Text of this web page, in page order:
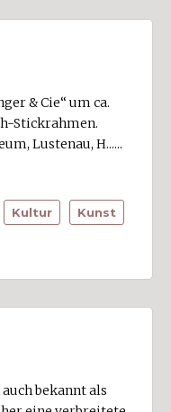
& Cie“ um ca.
Stickrahmen.
Lustenau, H......
Kultur Kunst
bekannt als